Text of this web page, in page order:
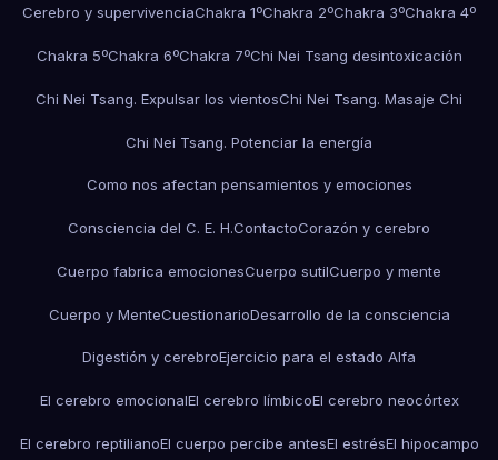
Cerebro y supervivenciaChakra 1ºChakra 2ºChakra 3ºChakra 4º
Chakra 5ºChakra 6ºChakra 7ºChi Nei Tsang desintoxicación
Chi Nei Tsang. Expulsar los vientosChi Nei Tsang. Masaje Chi
Chi Nei Tsang. Potenciar la energía
Como nos afectan pensamientos y emociones
Consciencia del C. E. H.ContactoCorazón y cerebro
Cuerpo fabrica emocionesCuerpo sutilCuerpo y mente
Cuerpo y MenteCuestionarioDesarrollo de la consciencia
Digestión y cerebroEjercicio para el estado Alfa
El cerebro emocionalEl cerebro límbicoEl cerebro neocórtex
El cerebro reptilianoEl cuerpo percibe antesEl estrésEl hipocampo